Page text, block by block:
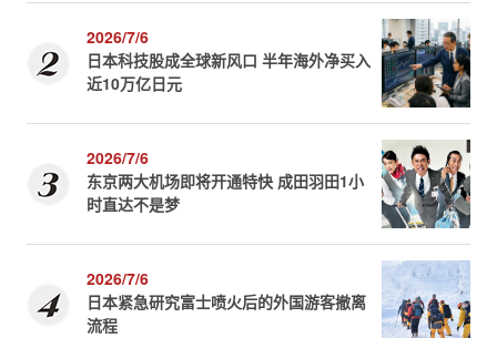
2026/7/6
日本科技股成全球新风口 半年海外净买入
近10万亿日元
2026/7/6
东京两大机场即将开通特快 成田羽田1小
时直达不是梦
2026/7/6
日本紧急研究富士喷火后的外国游客撤离
流程